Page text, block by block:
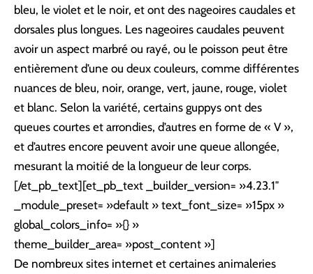
bleu, le violet et le noir, et ont des nageoires caudales et
dorsales plus longues. Les nageoires caudales peuvent
avoir un aspect marbré ou rayé, ou le poisson peut être
entièrement d’une ou deux couleurs, comme différentes
nuances de bleu, noir, orange, vert, jaune, rouge, violet
et blanc. Selon la variété, certains guppys ont des
queues courtes et arrondies, d’autres en forme de « V »,
et d’autres encore peuvent avoir une queue allongée,
mesurant la moitié de la longueur de leur corps.
[/et_pb_text][et_pb_text _builder_version= »4.23.1″
_module_preset= »default » text_font_size= »15px »
global_colors_info= »{} »
theme_builder_area= »post_content »]
De nombreux sites internet et certaines animaleries